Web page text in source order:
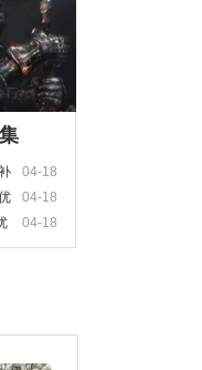
04-18
04-18
04-18